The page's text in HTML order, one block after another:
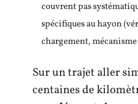
couvrent pas
spécifiques au hayon
chargement,
Sur un trajet aller
centaines de